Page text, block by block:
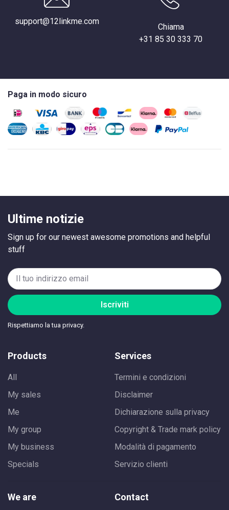
support@12linkme.com
Chiama
+31 85 30 333 70
Paga in modo sicuro
Ultime notizie
Sign up for our newest awesome promotions and helpful
stuff
Iscriviti
Rispettiamo la tua privacy.
Products
All
My sales
Me
My group
My business
Specials
Services
Termini e condizioni
Disclaimer
Dichiarazione sulla privacy
Copyright & Trade mark policy
Modalità di pagamento
Servizio clienti
We are Contact